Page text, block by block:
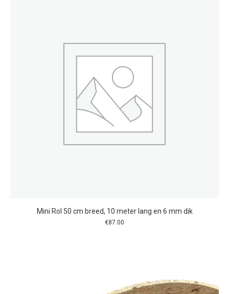
Mini Rol 50 cm breed, 10 meter lang en 6 mm dik
€87.00